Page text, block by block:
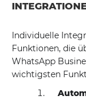
Individuelle
Funktionen, die
WhatsApp
wichtigsten